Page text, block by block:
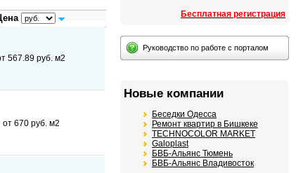
567.89 руб. м2
от 670 руб. м2
Бесплатная регистрация
Руководство по работе с порталом
Новые компании
Беседки Одесса
Ремонт квартир в Бишкеке
TECHNOCOLOR MARKET
Galoplast
БВБ-Альянс Тюмень
БВБ-Альянс Владивосток